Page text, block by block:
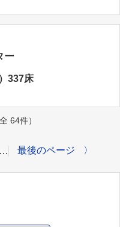
ー
337床
64件）
… 最後のページ 〉